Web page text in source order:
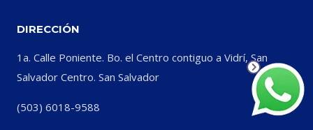
DIRECCIÓN
1a. Calle Poniente. Bo. el Centro contiguo a Vidrí, San
Salvador Centro. San Salvador
(503) 6018-9588